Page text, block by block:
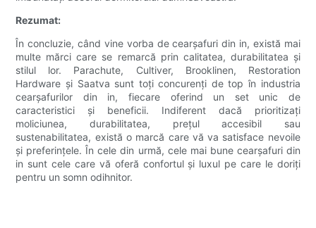
Rezumat:
În concluzie, când vine vorba de cearșafuri din in, există mai
multe mărci care se remarcă prin calitatea, durabilitatea și
stilul lor. Parachute, Cultiver, Brooklinen, Restoration
Hardware și Saatva sunt toți concurenți de top în industria
cearșafurilor din in, fiecare oferind un set unic de
caracteristici și beneficii. Indiferent dacă prioritizați
moliciunea, durabilitatea, prețul accesibil sau
sustenabilitatea, există o marcă care vă va satisface nevoile
și preferințele. În cele din urmă, cele mai bune cearșafuri din
in sunt cele care vă oferă confortul și luxul pe care le doriți
pentru un somn odihnitor.